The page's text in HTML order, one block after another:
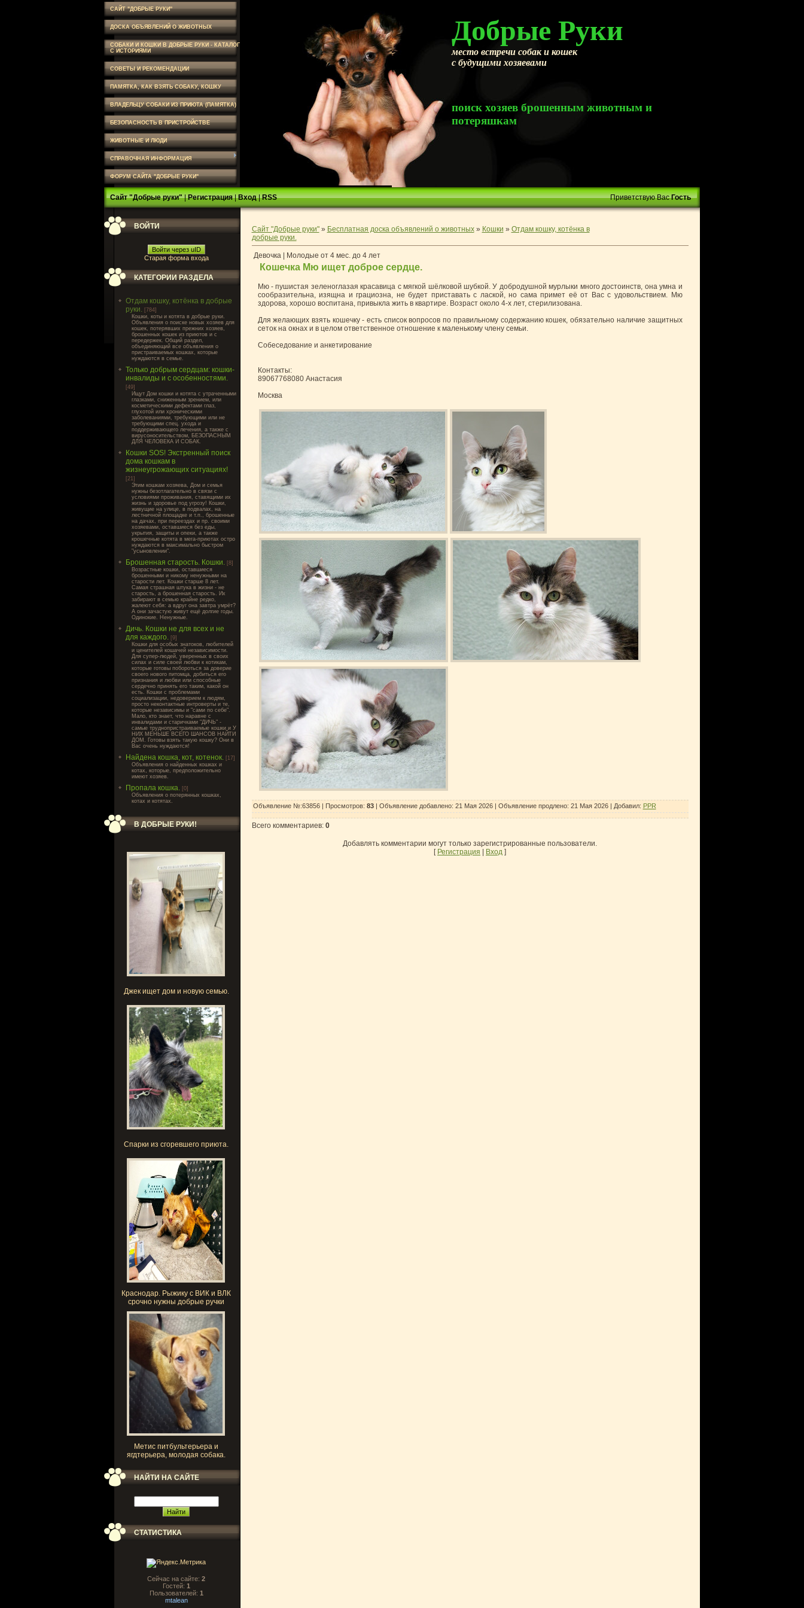
САЙТ "ДОБРЫЕ РУКИ"
ДОСКА ОБЪЯВЛЕНИЙ О ЖИВОТНЫХ
СОБАКИ И КОШКИ В ДОБРЫЕ РУКИ - КАТАЛОГ
С ИСТОРИЯМИ
СОВЕТЫ И РЕКОМЕНДАЦИИ
ПАМЯТКА, КАК ВЗЯТЬ СОБАКУ, КОШКУ
ВЛАДЕЛЬЦУ СОБАКИ ИЗ ПРИЮТА (ПАМЯТКА)
БЕЗОПАСНОСТЬ В ПРИСТРОЙСТВЕ
ЖИВОТНЫЕ И ЛЮДИ
СПРАВОЧНАЯ ИНФОРМАЦИЯ
ФОРУМ САЙТА "ДОБРЫЕ РУКИ"
Добрые Руки
место встречи собак и кошек
с будущими хозяевами
поиск хозяев брошенным животным и
потеряшкам
Сайт "Добрые руки"|Регистрация|Вход|RSS Приветствую Вас Гость
ВОЙТИ
Войти через uID
Старая форма входа
КАТЕГОРИИ РАЗДЕЛА
Отдам кошку, котёнка в добрые
руки. [784]
Кошки, коты и котята в добрые руки.
Объявления о поиске новых хозяев для
кошек, потерявших прежних хозяев,
брошенных кошек из приютов и с
передержек. Общий раздел,
объединяющий все объявления о
пристраиваемых кошках, которые
нуждаются в семье.
Только добрым сердцам: кошки-
инвалиды и с особенностями.
[49]
Ищут Дом кошки и котята с утраченными
глазками, сниженным зрением, или
косметическими дефектами глаз,
глухотой или хроническими
заболеваниями, требующими или не
требующими спец. ухода и
поддерживающего лечения, а также с
вирусоносительством, БЕЗОПАСНЫМ
ДЛЯ ЧЕЛОВЕКА И СОБАК.
Кошки SOS! Экстренный поиск
дома кошкам в
жизнеугрожающих ситуациях!
[21]
Этим кошкам хозяева, Дом и семья
нужны безотлагательно в связи с
условиями проживания, ставящими их
жизнь и здоровье под угрозу! Кошки,
живущие на улице, в подвалах, на
лестничной площадке и т.п., брошенные
на дачах, при переездах и пр. своими
хозяевами, оставшиеся без еды,
укрытия, защиты и опеки, а также
крошечные котята в мега-приютах остро
нуждаются в максимально быстром
"усыновлении".
Брошенная старость. Кошки. [8]
Возрастные кошки, оставшиеся
брошенными и никому ненужными на
старости лет. Кошки старше 8 лет.
Самая страшная штука в жизни - не
старость, а брошенная старость. Их
забирают в семью крайне редко,
жалеют себя: а вдруг она завтра умрёт?
А они зачастую живут ещё долгие годы.
Одинокие. Ненужные.
Дичь. Кошки не для всех и не
для каждого. [9]
Кошки для особых знатоков, любителей
и ценителей кошачей независимости.
Для супер-людей, уверенных в своих
силах и силе своей любви к котикам,
которые готовы побороться за доверие
своего нового питомца, добиться его
признания и любви или способные
сердечно принять его таким, какой он
есть. Кошки с проблемами
социализации, недоверием к людям,
просто неконтактные интроверты и те,
которые независимы и "сами по себе".
Мало, кто знает, что наравне с
инвалидами и старичками "ДИЧЬ" -
самые труднопристраиваемые кошки и У
НИХ МЕНЬШЕ ВСЕГО ШАНСОВ НАЙТИ
ДОМ. Готовы взять такую кошку? Они в
Вас очень нуждаются!
Найдена кошка, кот, котенок. [17]
Объявления о найденных кошках и
котах, которые, предположительно
имеют хозяев.
Пропала кошка. [0]
Объявления о потерянных кошках,
котах и котятах.
В ДОБРЫЕ РУКИ!
Джек ищет дом и новую семью.
Спарки из сгоревшего приюта.
Краснодар. Рыжику с ВИК и ВЛК
срочно нужны добрые ручки
Метис питбультерьера и
ягдтерьера, молодая собака.
НАЙТИ НА САЙТЕ
СТАТИСТИКА
Сейчас на сайте: 2
Гостей: 1
Пользователей: 1
mtalean
Сайт "Добрые руки"» Бесплатная доска объявлений о животных» Кошки » Отдам кошку, котёнка в
добрые руки.
Девочка | Молодые от 4 мес. до 4 лет
Кошечка Мю ищет доброе сердце.
Мю - пушистая зеленоглазая красавица с мягкой шёлковой шубкой. У добродушной мурлыки много достоинств, она умна и
сообразительна, изящна и грациозна, не будет приставать с лаской, но сама примет её от Вас с удовольствием. Мю
здорова, хорошо воспитана, привыкла жить в квартире. Возраст около 4-х лет, стерилизована.
Для желающих взять кошечку - есть список вопросов по правильному содержанию кошек, обязательно наличие защитных
сеток на окнах и в целом ответственное отношение к маленькому члену семьи.
Собеседование и анкетирование
Контакты:
89067768080 Анастасия
Москва
Объявление №:63856 | Просмотров: 83| Объявление добавлено: 21 Мая 2026| Объявление продлено: 21 Мая 2026| Добавил: PPR
Всего комментариев: 0
Добавлять комментарии могут только зарегистрированные пользователи.
[ Регистрация Вход ]